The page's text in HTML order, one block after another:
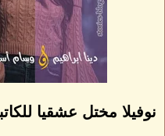
نوفيلا مختل عشقيا